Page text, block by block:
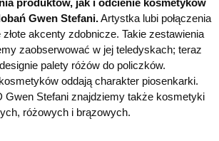
Gwen Stefani.Artystka lubi połączenia
akcenty zdobnicze. Takie zestawienia
zaobserwować w jej teledyskach; teraz
palety różów do policzków.
oddają charakter piosenkarki.
Gwen Stefani znajdziemy także kosmetyki
różowych i brązowych.